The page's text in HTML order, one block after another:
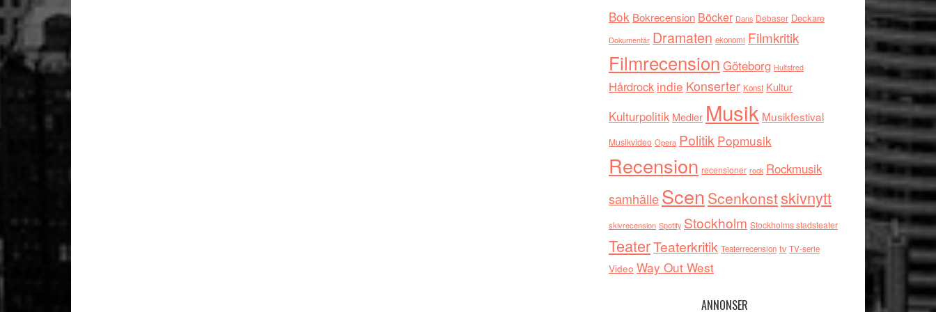
Bok Bokrecension Böcker Dans Debaser Deckare
Dokumentär Dramaten ekonomi Filmkritik
Filmrecension Göteborg Hultsfred
Hårdrock indie Konserter Konst Kultur
Kulturpolitik Medier Musik Musikfestival
Musikvideo Opera Politik Popmusik
Recension recensioner rock Rockmusik
samhälleScen Scenkonstskivnytt
skivrecension Spotify Stockholm Stockholms stadsteater
TeaterTeaterkritik Teaterrecension tv TV-serie
Video Way Out West
ANNONSER